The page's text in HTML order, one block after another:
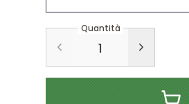
Quantità